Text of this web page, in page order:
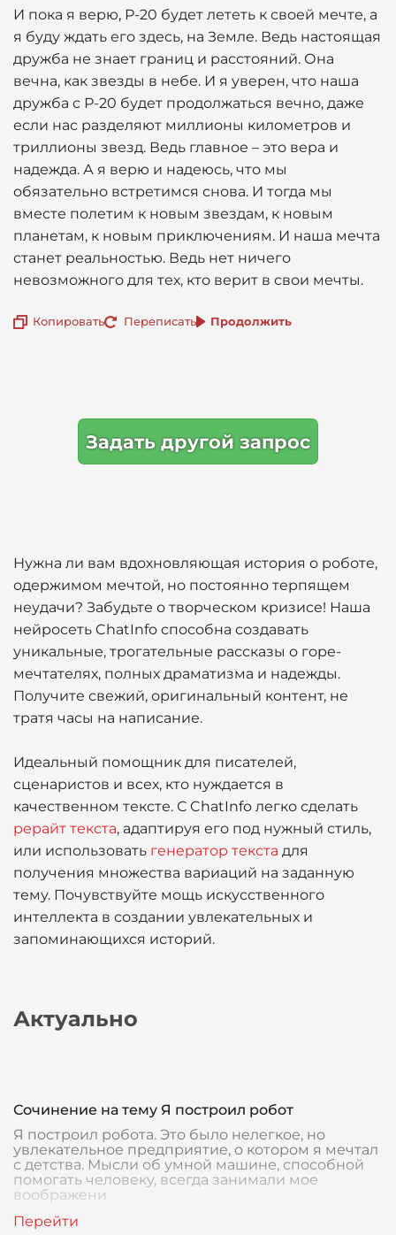
И пока я верю, Р-20 будет лететь к своей мечте, а
я буду ждать его здесь, на Земле. Ведь настоящая
дружба не знает границ и расстояний. Она
вечна, как звезды в небе. И я уверен, что наша
дружба с Р-20 будет продолжаться вечно, даже
если нас разделяют миллионы километров и
триллионы звезд. Ведь главное – это вера и
надежда. А я верю и надеюсь, что мы
обязательно встретимся снова. И тогда мы
вместе полетим к новым звездам, к новым
планетам, к новым приключениям. И наша мечта
станет реальностью. Ведь нет ничего
невозможного для тех, кто верит в свои мечты.
Копировать Переписать Продолжить
Задать другой запрос
Нужна ли вам вдохновляющая история о роботе,
одержимом мечтой, но постоянно терпящем
неудачи? Забудьте о творческом кризисе! Наша
нейросеть ChatInfo способна создавать
уникальные, трогательные рассказы о горе-
мечтателях, полных драматизма и надежды.
Получите свежий, оригинальный контент, не
тратя часы на написание.
Идеальный помощник для писателей,
сценаристов и всех, кто нуждается в
качественном тексте. С ChatInfo легко сделать
рерайт текста, адаптируя его под нужный стиль,
или использовать генератор текста для
получения множества вариаций на заданную
тему. Почувствуйте мощь искусственного
интеллекта в создании увлекательных и
запоминающихся историй.
Актуально
Сочинение на тему Я построил робот
Я построил робота. Это было нелегкое, но
увлекательное предприятие, о котором я мечтал
с детства. Мысли об умной машине, способной
помогать человеку, всегда занимали мое
воображени